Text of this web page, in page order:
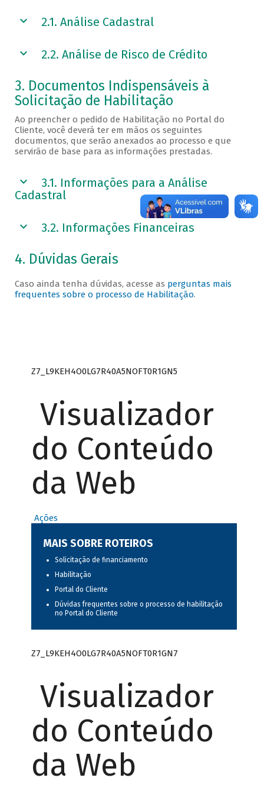
2.1. Análise Cadastral
2.2. Análise de Risco de Crédito
3. Documentos Indispensáveis à
Solicitação de Habilitação
Ao preencher o pedido de Habilitação no Portal do
Cliente, você deverá ter em mãos os seguintes
documentos, que serão anexados ao processo e que
servirão de base para as informações prestadas.
3.1. Informações para a Análise
Cadastral
3.2. Informações Financeiras
4. Dúvidas Gerais
Caso ainda tenha dúvidas, acesse as perguntas mais
frequentes sobre o processo de Habilitação.
Z7_L9KEH4O0LG7R40A5NOFT0R1GN5
Visualizador
do Conteúdo
da Web
Ações
MAIS SOBRE ROTEIROS
Solicitação de financiamento
Habilitação
Portal do Cliente
Dúvidas frequentes sobre o processo de habilitação
no Portal do Cliente
Z7_L9KEH4O0LG7R40A5NOFT0R1GN7
Visualizador
do Conteúdo
da Web